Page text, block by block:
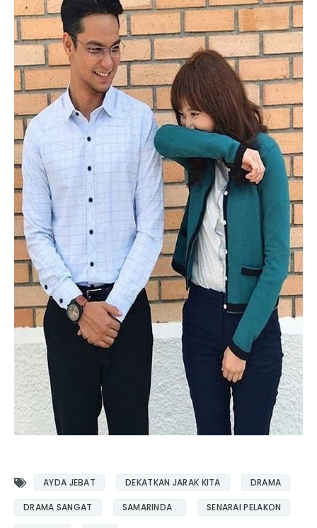
AYDA JEBAT DEKATKAN JARAK KITA DRAMA
DRAMA SANGAT SAMARINDA . SENARAI PELAKON